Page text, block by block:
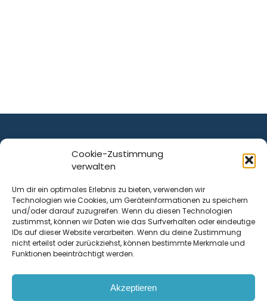
Cookie-Zustimmung
verwalten
Um dir ein optimales Erlebnis zu bieten, verwenden wir
Technologien wie Cookies, um Geräteinformationen zu speichern
und/oder darauf zuzugreifen. Wenn du diesen Technologien
zustimmst, können wir Daten wie das Surfverhalten oder eindeutige
IDs auf dieser Website verarbeiten. Wenn du deine Zustimmung
nicht erteilst oder zurückziehst, können bestimmte Merkmale und
Funktionen beeinträchtigt werden.
Akzeptieren
ist ein Service von
Krenn Real GmbH
Tischlerstraße 12
4050Traun| Österreich
Kontakt